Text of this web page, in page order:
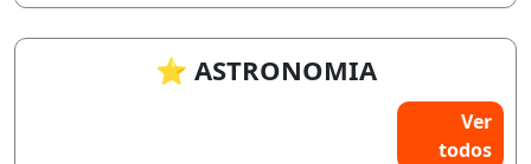
⭐ ASTRONOMIA
Ver
todos